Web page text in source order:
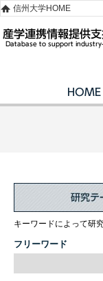
信州大学HOME
キーワードによって研
フリーワード